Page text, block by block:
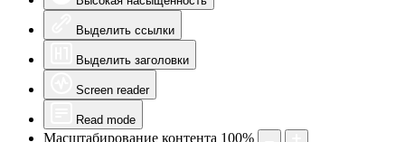
Выделить ссылки
Выделить заголовки
Screen reader
Read mode
Масштабирование контента 100%